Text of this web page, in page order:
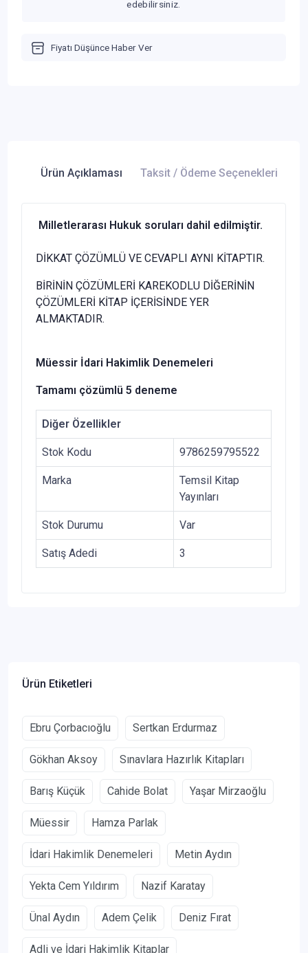
edebilirsiniz.
Fiyatı Düşünce Haber Ver
Ürün Açıklaması Taksit / Ödeme Seçenekleri
Milletlerarası Hukuk soruları dahil edilmiştir.
DİKKAT ÇÖZÜMLÜ VE CEVAPLI AYNI KİTAPTIR.
BİRİNİN ÇÖZÜMLERİ KAREKODLU DİĞERİNİN
ÇÖZÜMLERİ KİTAP İÇERİSİNDE YER
ALMAKTADIR.
Müessir İdari Hakimlik Denemeleri
Tamamı çözümlü 5 deneme
Diğer Özellikler
Stok Kodu 9786259795522
Marka
Temsil Kitap
Yayınları
Stok Durumu Var
Satış Adedi 3
Ürün Etiketleri
Ebru Çorbacıoğlu Sertkan Erdurmaz
Gökhan Aksoy Sınavlara Hazırlık Kitapları
Barış Küçük Cahide Bolat Yaşar Mirzaoğlu
Müessir Hamza Parlak
İdari Hakimlik Denemeleri Metin Aydın
Yekta Cem Yıldırım Nazif Karatay
Ünal Aydın Adem Çelik Deniz Fırat
Adli ve İdari Hakimlik Kitaplar